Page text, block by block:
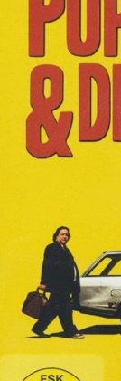
anfängt, ahnt sie